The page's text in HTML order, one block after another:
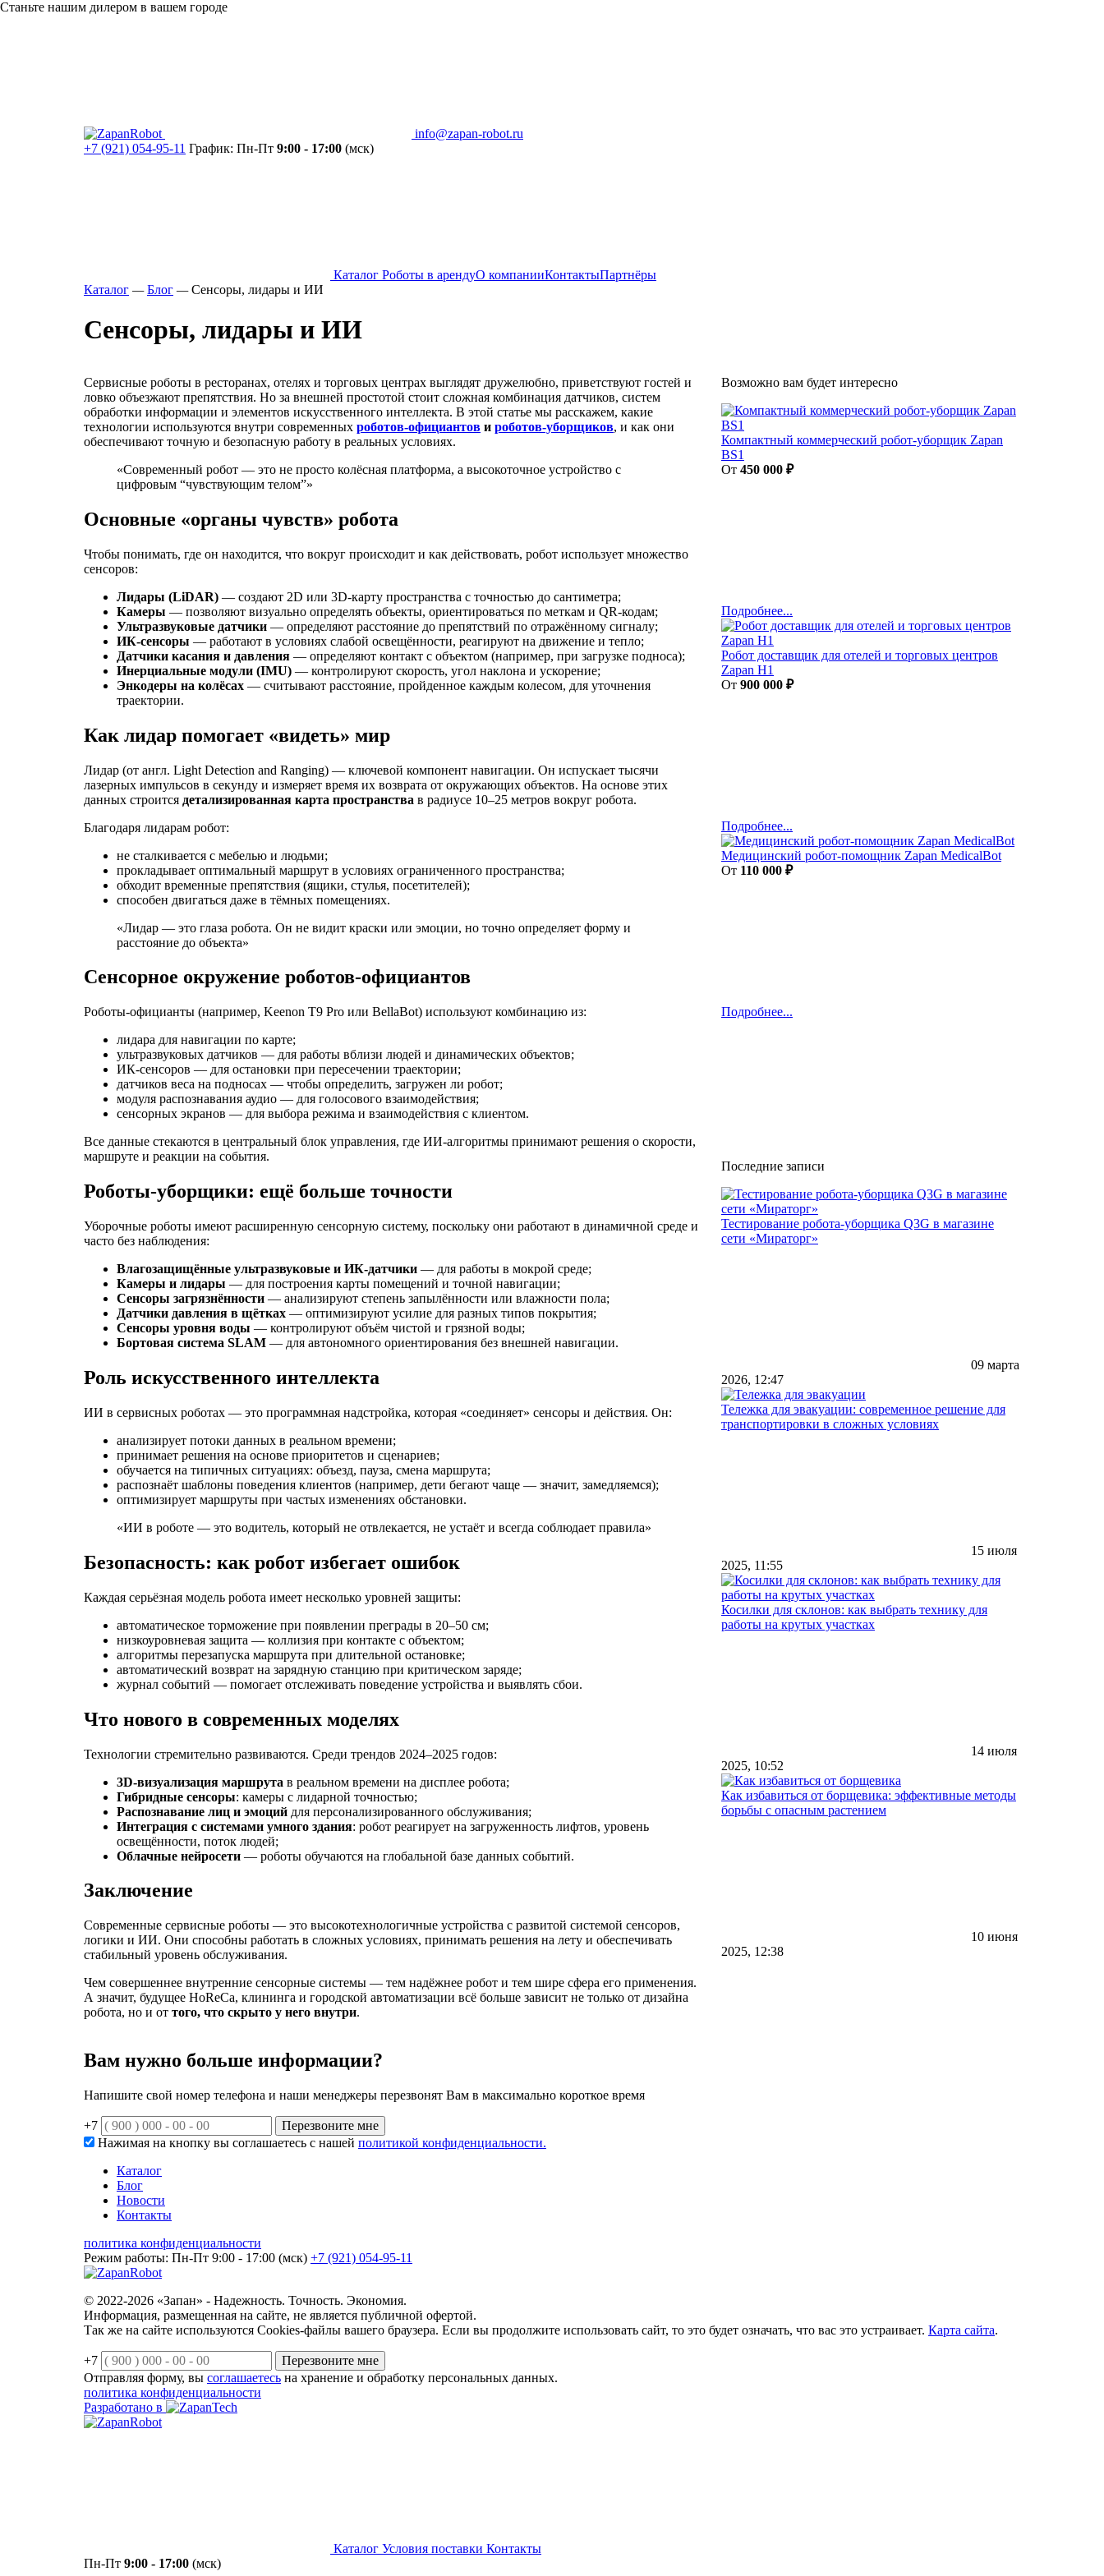
Станьте нашим дилером в вашем городе
info@zapan-robot.ru
+7 (921) 054-95-11 График: Пн-Пт 9:00 - 17:00 (мск)
Каталог Роботы в арендуО компанииКонтактыПартнёры
Каталог — Блог — Сенсоры, лидары и ИИ
Сенсоры, лидары и ИИ
Сервисные роботы в ресторанах, отелях и торговых центрах выглядят дружелюбно, приветствуют гостей и
ловко объезжают препятствия. Но за внешней простотой стоит сложная комбинация датчиков, систем
обработки информации и элементов искусственного интеллекта. В этой статье мы расскажем, какие
технологии используются внутри современных роботов-официантов и роботов-уборщиков, и как они
обеспечивают точную и безопасную работу в реальных условиях.
«Современный робот — это не просто колёсная платформа, а высокоточное устройство с
цифровым “чувствующим телом”»
Основные «органы чувств» робота
Чтобы понимать, где он находится, что вокруг происходит и как действовать, робот использует множество
сенсоров:
Лидары (LiDAR) — создают 2D или 3D-карту пространства с точностью до сантиметра;
Камеры — позволяют визуально определять объекты, ориентироваться по меткам и QR-кодам;
Ультразвуковые датчики — определяют расстояние до препятствий по отражённому сигналу;
ИК-сенсоры — работают в условиях слабой освещённости, реагируют на движение и тепло;
Датчики касания и давления — определяют контакт с объектом (например, при загрузке подноса);
Инерциальные модули (IMU) — контролируют скорость, угол наклона и ускорение;
Энкодеры на колёсах — считывают расстояние, пройденное каждым колесом, для уточнения
траектории.
Как лидар помогает «видеть» мир
Лидар (от англ. Light Detection and Ranging) — ключевой компонент навигации. Он испускает тысячи
лазерных импульсов в секунду и измеряет время их возврата от окружающих объектов. На основе этих
данных строится детализированная карта пространства в радиусе 10–25 метров вокруг робота.
Благодаря лидарам робот:
не сталкивается с мебелью и людьми;
прокладывает оптимальный маршрут в условиях ограниченного пространства;
обходит временные препятствия (ящики, стулья, посетителей);
способен двигаться даже в тёмных помещениях.
«Лидар — это глаза робота. Он не видит краски или эмоции, но точно определяет форму и
расстояние до объекта»
Сенсорное окружение роботов-официантов
Роботы-официанты (например, Keenon T9 Pro или BellaBot) используют комбинацию из:
лидара для навигации по карте;
ультразвуковых датчиков — для работы вблизи людей и динамических объектов;
ИК-сенсоров — для остановки при пересечении траектории;
датчиков веса на подносах — чтобы определить, загружен ли робот;
модуля распознавания аудио — для голосового взаимодействия;
сенсорных экранов — для выбора режима и взаимодействия с клиентом.
Все данные стекаются в центральный блок управления, где ИИ-алгоритмы принимают решения о скорости,
маршруте и реакции на события.
Роботы-уборщики: ещё больше точности
Уборочные роботы имеют расширенную сенсорную систему, поскольку они работают в динамичной среде и
часто без наблюдения:
Влагозащищённые ультразвуковые и ИК-датчики — для работы в мокрой среде;
Камеры и лидары — для построения карты помещений и точной навигации;
Сенсоры загрязнённости — анализируют степень запылённости или влажности пола;
Датчики давления в щётках — оптимизируют усилие для разных типов покрытия;
Сенсоры уровня воды — контролируют объём чистой и грязной воды;
Бортовая система SLAM — для автономного ориентирования без внешней навигации.
Роль искусственного интеллекта
ИИ в сервисных роботах — это программная надстройка, которая «соединяет» сенсоры и действия. Он:
анализирует потоки данных в реальном времени;
принимает решения на основе приоритетов и сценариев;
обучается на типичных ситуациях: объезд, пауза, смена маршрута;
распознаёт шаблоны поведения клиентов (например, дети бегают чаще — значит, замедляемся);
оптимизирует маршруты при частых изменениях обстановки.
«ИИ в роботе — это водитель, который не отвлекается, не устаёт и всегда соблюдает правила»
Безопасность: как робот избегает ошибок
Каждая серьёзная модель робота имеет несколько уровней защиты:
автоматическое торможение при появлении преграды в 20–50 см;
низкоуровневая защита — коллизия при контакте с объектом;
алгоритмы перезапуска маршрута при длительной остановке;
автоматический возврат на зарядную станцию при критическом заряде;
журнал событий — помогает отслеживать поведение устройства и выявлять сбои.
Что нового в современных моделях
Технологии стремительно развиваются. Среди трендов 2024–2025 годов:
3D-визуализация маршрута в реальном времени на дисплее робота;
Гибридные сенсоры: камеры с лидарной точностью;
Распознавание лиц и эмоций для персонализированного обслуживания;
Интеграция с системами умного здания: робот реагирует на загруженность лифтов, уровень
освещённости, поток людей;
Облачные нейросети — роботы обучаются на глобальной базе данных событий.
Заключение
Современные сервисные роботы — это высокотехнологичные устройства с развитой системой сенсоров,
логики и ИИ. Они способны работать в сложных условиях, принимать решения на лету и обеспечивать
стабильный уровень обслуживания.
Чем совершеннее внутренние сенсорные системы — тем надёжнее робот и тем шире сфера его применения.
А значит, будущее HoReCa, клининга и городской автоматизации всё больше зависит не только от дизайна
робота, но и от того, что скрыто у него внутри.
Возможно вам будет интересно
Компактный коммерческий робот-уборщик Zapan
BS1
От 450 000 ₽
Подробнее...
Робот доставщик для отелей и торговых центров
Zapan H1
От 900 000 ₽
Подробнее...
Медицинский робот-помощник Zapan MedicalBot
От 110 000 ₽
Подробнее...
Последние записи
Тестирование робота-уборщика Q3G в магазине
сети «Мираторг»
09 марта
2026, 12:47
Тележка для эвакуации: современное решение для
транспортировки в сложных условиях
15 июля
2025, 11:55
Косилки для склонов: как выбрать технику для
работы на крутых участках
14 июля
2025, 10:52
Как избавиться от борщевика: эффективные методы
борьбы с опасным растением
10 июня
2025, 12:38
Вам нужно больше информации?
Напишите свой номер телефона и наши менеджеры перезвонят Вам в максимально короткое время
+7
Перезвоните мне
Нажимая на кнопку вы соглашаетесь с нашей политикой конфиденциальности.
Каталог
Блог
Новости
Контакты
политика конфиденциальности
Режим работы: Пн-Пт 9:00 - 17:00 (мск) +7 (921) 054-95-11
© 2022-2026 «Запан» - Надежность. Точность. Экономия.
Информация, размещенная на сайте, не является публичной офертой.
Так же на сайте используются Cookies-файлы вашего браузера. Если вы продолжите использовать сайт, то это будет означать, что вас это устраивает. Карта сайта.
+7
Перезвоните мне
Отправляя форму, вы соглашаетесь на хранение и обработку персональных данных.
политика конфиденциальности
Разработано в
Каталог Условия поставки Контакты
Пн-Пт 9:00 - 17:00 (мск)